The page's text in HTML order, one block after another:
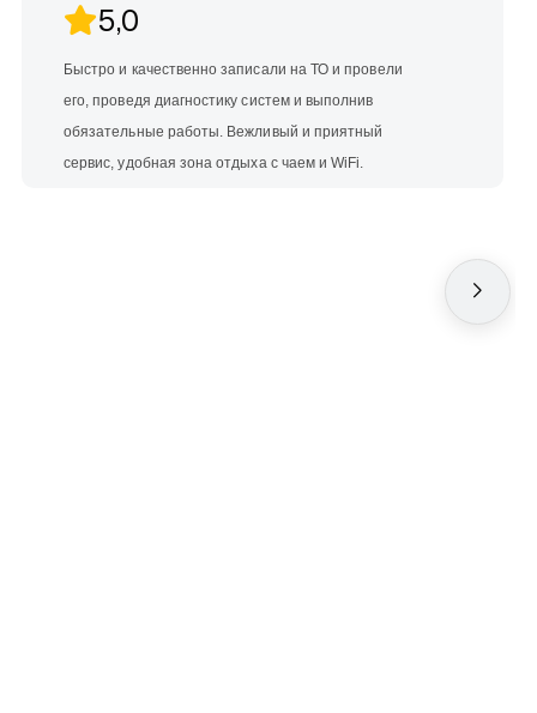
5,0
Быстро и качественно записали на ТО и провели
его, проведя диагностику систем и выполнив
обязательные работы. Вежливый и приятный
сервис, удобная зона отдыха с чаем и WiFi.